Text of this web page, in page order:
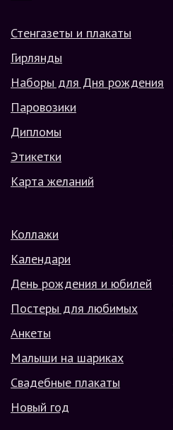
Стенгазеты и плакаты
Гирлянды
Наборы для Дня рождения
Паровозики
Дипломы
Этикетки
Карта желаний
Коллажи
Календари
День рождения и юбилей
Постеры для любимых
Анкеты
Малыши на шариках
Свадебные плакаты
Новый год